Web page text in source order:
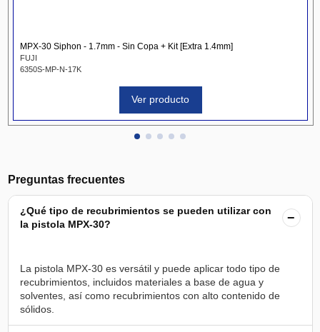
MPX-30 Siphon - 1.7mm - Sin Copa + Kit [Extra 1.4mm]
FUJI
6350S-MP-N-17K
Ver producto
Preguntas frecuentes
¿Qué tipo de recubrimientos se pueden utilizar con
la pistola MPX-30?
−
La pistola MPX-30 es versátil y puede aplicar todo tipo de
recubrimientos, incluidos materiales a base de agua y
solventes, así como recubrimientos con alto contenido de